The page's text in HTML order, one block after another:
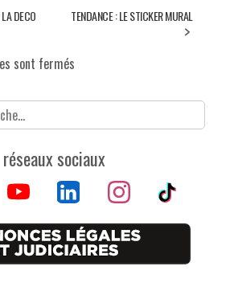
DECO
TENDANCE : LE STICKER MURAL
sont fermés
réseaux sociaux